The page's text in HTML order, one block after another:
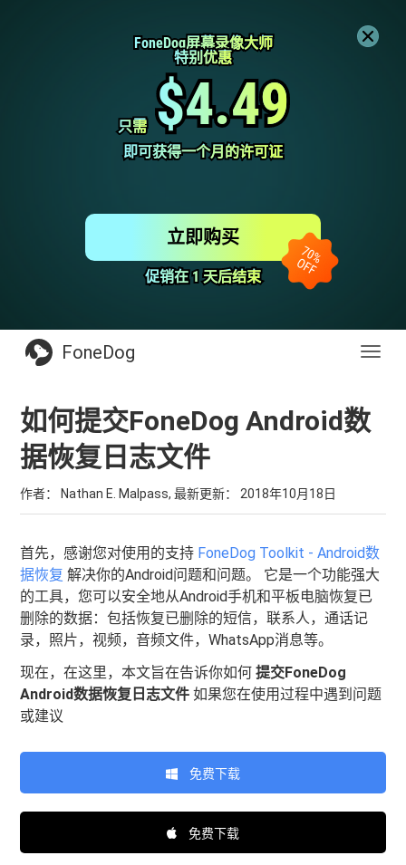
FoneDog屏幕录像大师
FoneDog屏幕录像大师
特别优惠
特别优惠
只需
只需 $4.49
$4.49
即可获得一个月的许可证
即可获得一个月的许可证
促销在 1 天后结束
促销在 1 天后结束
立即购买
FoneDog
如何提交FoneDog Android数
据恢复日志文件
作者： Nathan E. Malpass, 最新更新： 2018年10月18日
首先，感谢您对使用的支持 FoneDog Toolkit - Android数
据恢复解决你的Android问题和问题。 它是一个功能强大
的工具，您可以安全地从Android手机和平板电脑恢复已
删除的数据：包括恢复已删除的短信，联系人，通话记
录，照片，视频，音频文件，WhatsApp消息等。
现在，在这里，本文旨在告诉你如何提交FoneDog
Android数据恢复日志文件 如果您在使用过程中遇到问题
或建议
免费下载
免费下载